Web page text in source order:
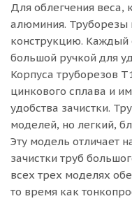
Для облегчения веса,
алюминия.
конструкцию. Каждый
большой ручкой для
Корпуса труборезов
цинкового сплава и
удобства зачистки.
моделей, но легкий,
Эту модель отличает
зачистки труб
всех трех моделях
то время как